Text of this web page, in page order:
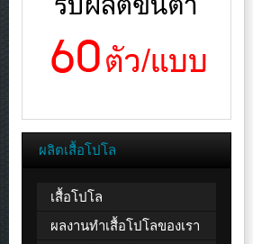
ผลิตเสื้อโปโล
เสื้อโปโล
ผลงานทำเสื้อโปโลของเรา